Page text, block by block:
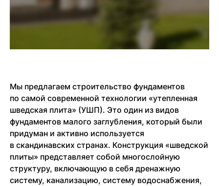
Мы предлагаем строительство фундаментов
по самой современной технологии «утепленная
шведская плита» (УШП). Это один из видов
фундаментов малого заглубления, который были
придуман и активно используется
в скандинавских странах. Конструкция «шведской
плиты» представляет собой многослойную
структуру, включающую в себя дренажную
систему, канализацию, систему водоснабжения,